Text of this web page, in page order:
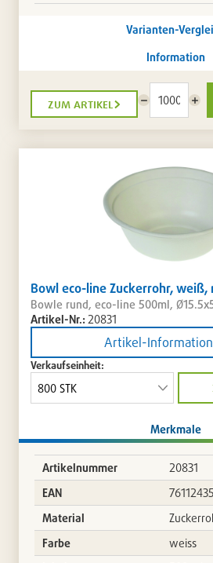
Varianten-
Information
zum artikel
Menge
reduzieren
Bowl eco-line Zuckerrohr, weiß,
Bowle rund, eco-line 500ml,
Artikel-Nr.:20831
Artikel-
Verkaufseinheit:
Merkmale
Artikelnummer
20831
EAN
Material
Farbe
weiss